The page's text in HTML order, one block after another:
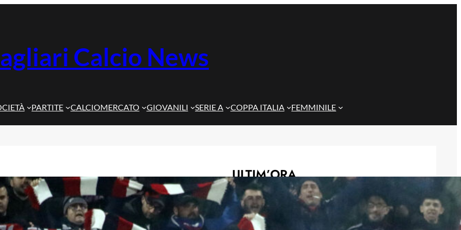
Calcio News
PARTITE CALCIOMERCATO GIOVANILI SERIE A COPPA ITALIA FEMMINILE
ULTIM’ORA
Birsa compie 40 anni: il bilancio delle
sue due stagioni al Cagliari
7 Agosto 2026